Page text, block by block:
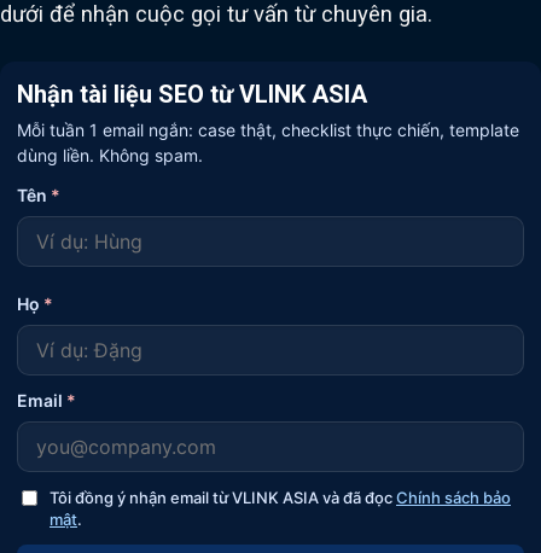
dưới để nhận cuộc gọi tư vấn từ chuyên gia.
Nhận tài liệu SEO từ VLINK ASIA
Mỗi tuần 1 email ngắn: case thật, checklist thực chiến, template
dùng liền. Không spam.
Tên *
Họ *
Email *
Tôi đồng ý nhận email từ VLINK ASIA và đã đọcChính sách bảo
mật.